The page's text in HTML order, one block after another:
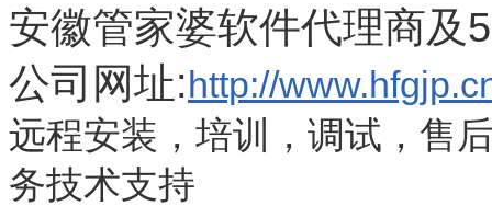
安徽管家婆软件代理商及
公司网址: http://
远程安装，培训，调试，售
务技术支持